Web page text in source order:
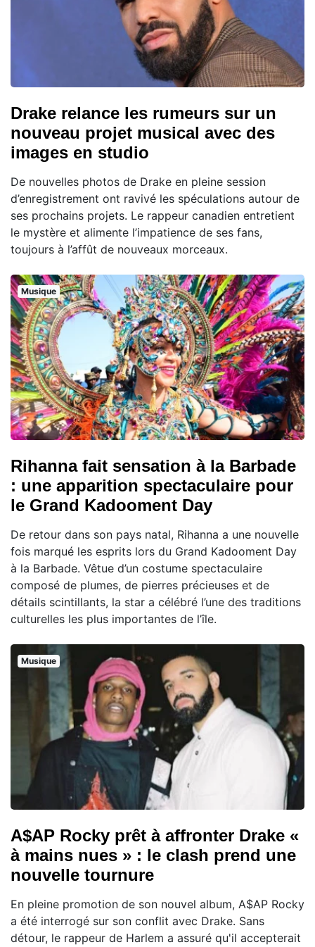
Drake relance les rumeurs sur un
nouveau projet musical avec des
images en studio
De nouvelles photos de Drake en pleine session
d’enregistrement ont ravivé les spéculations autour de
ses prochains projets. Le rappeur canadien entretient
le mystère et alimente l’impatience de ses fans,
toujours à l’affût de nouveaux morceaux.
Musique
Rihanna fait sensation à la Barbade
: une apparition spectaculaire pour
le Grand Kadooment Day
De retour dans son pays natal, Rihanna a une nouvelle
fois marqué les esprits lors du Grand Kadooment Day
à la Barbade. Vêtue d’un costume spectaculaire
composé de plumes, de pierres précieuses et de
détails scintillants, la star a célébré l’une des traditions
culturelles les plus importantes de l’île.
Musique
A$AP Rocky prêt à affronter Drake «
à mains nues » : le clash prend une
nouvelle tournure
En pleine promotion de son nouvel album, A$AP Rocky
a été interrogé sur son conflit avec Drake. Sans
détour, le rappeur de Harlem a assuré qu'il accepterait